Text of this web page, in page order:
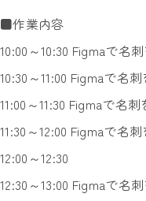
■作業内容
10:00～10:30 Figmaで名
10:30～11:00 Figmaで名
11:00～11:30 Figmaで名
11:30～12:00 Figmaで名
12:00～12:30
12:30～13:00 Figmaで名